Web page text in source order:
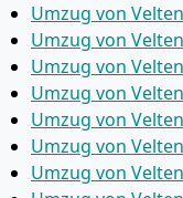
Umzug von
Umzug von
Umzug von
Umzug von
Umzug von
Umzug von
Umzug von